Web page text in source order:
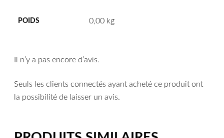
POIDS 0,00 kg
Il n’y a pas encore d’avis.
Seuls les clients connectés ayant acheté ce produit ont
la possibilité de laisser un avis.